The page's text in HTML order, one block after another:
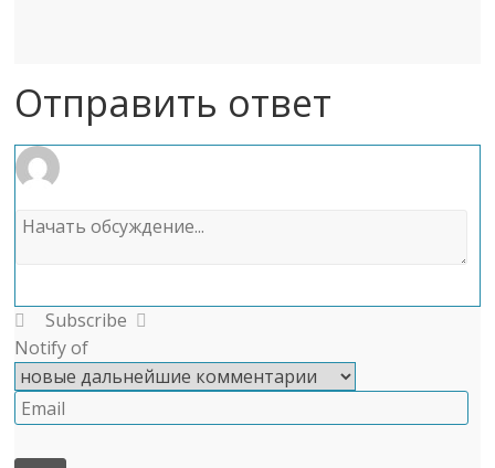
Отправить ответ
Subscribe
Notify of